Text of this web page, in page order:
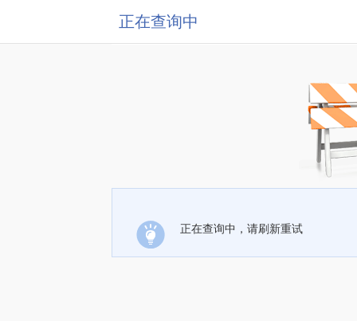
正在查询中
正在查询中，请刷新重试